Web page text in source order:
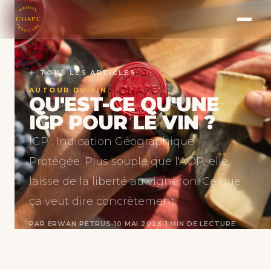
← TOUS LES ARTICLES
AUTOUR DU VIN
QU'EST-CE QU'UNE
IGP POUR LE VIN ?
IGP : Indication Géographique
Protégée. Plus souple que l'AOP, elle
laisse de la liberté au vigneron. Ce que
ça veut dire concrètement.
PAR ERWAN PETRUS·10 MAI 2026·1 MIN DE LECTURE